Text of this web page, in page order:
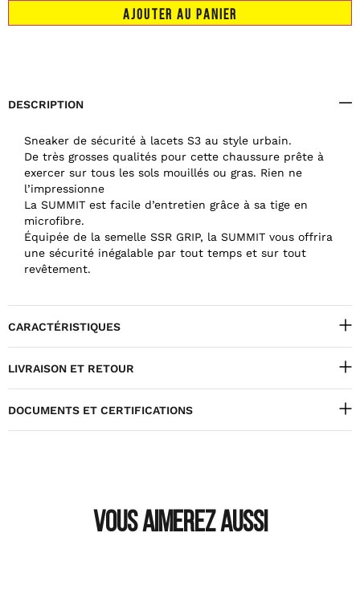
AJOUTER AU PANIER
DESCRIPTION
Sneaker de sécurité à lacets S3 au style urbain.
De très grosses qualités pour cette chaussure prête à
exercer sur tous les sols mouillés ou gras. Rien ne
l’impressionne
La SUMMIT est facile d’entretien grâce à sa tige en
microfibre.
Équipée de la semelle SSR GRIP, la SUMMIT vous offrira
une sécurité inégalable par tout temps et sur tout
revêtement.
CARACTÉRISTIQUES
LIVRAISON ET RETOUR
DOCUMENTS ET CERTIFICATIONS
VOUS AIMEREZ AUSSI